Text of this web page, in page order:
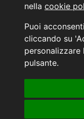
nella cookie
Puoi
cliccando su
pulsante.
Convenzioni Hyundai
Informativa sulla Privacy
INFORMATIVA AI
Aggiorna le tue